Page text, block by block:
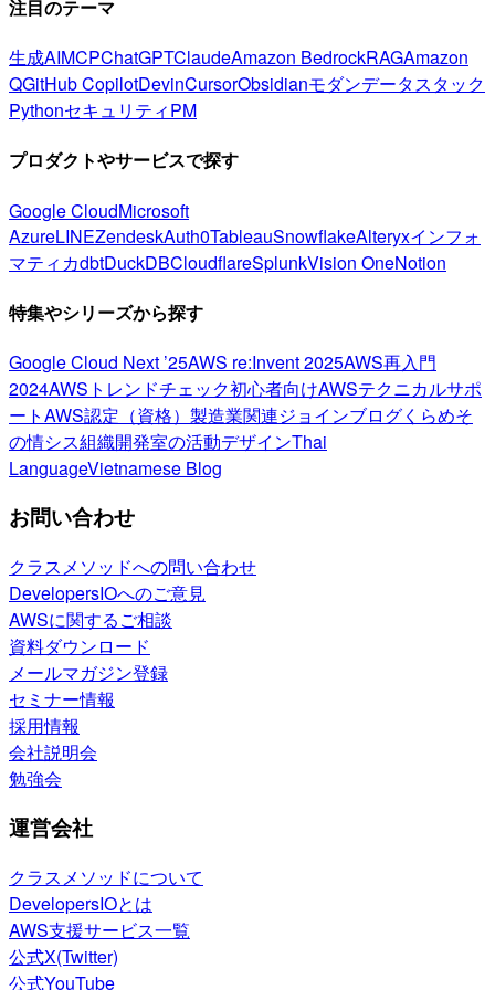
注目のテーマ
生成AIMCPChatGPTClaudeAmazon BedrockRAGAmazon
QGitHub CopilotDevinCursorObsidianモダンデータスタック
PythonセキュリティPM
プロダクトやサービスで探す
Google CloudMicrosoft
AzureLINEZendeskAuth0TableauSnowflakeAlteryxインフォ
マティカdbtDuckDBCloudflareSplunkVision OneNotion
特集やシリーズから探す
Google Cloud Next ’25AWS re:Invent 2025AWS再入門
2024AWSトレンドチェック初心者向けAWSテクニカルサポ
ートAWS認定（資格） 製造業関連ジョインブログくらめそ
の情シス組織開発室の活動デザインThai
LanguageVietnamese Blog
お問い合わせ
クラスメソッドへの問い合わせ
DevelopersIOへのご意見
AWSに関するご相談
資料ダウンロード
メールマガジン登録
セミナー情報
採用情報
会社説明会
勉強会
運営会社
クラスメソッドについて
DevelopersIOとは
AWS支援サービス一覧
公式X(Twitter)
公式YouTube